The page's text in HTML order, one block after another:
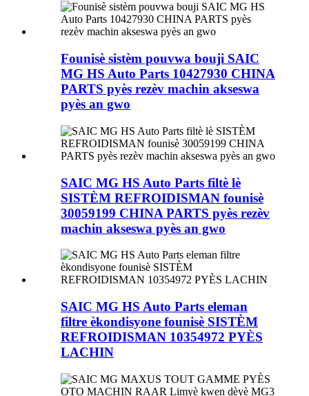
Founisè sistèm pouvwa bouji SAIC
MG HS Auto Parts 10427930 CHINA
PARTS pyès rezèv machin akseswa
pyès an gwo
SAIC MG HS Auto Parts filtè lè
SISTÈM REFROIDISMAN founisè
30059199 CHINA PARTS pyès rezèv
machin akseswa pyès an gwo
SAIC MG HS Auto Parts eleman
filtre èkondisyone founisè SISTÈM
REFROIDISMAN 10354972 PYÈS
LACHIN